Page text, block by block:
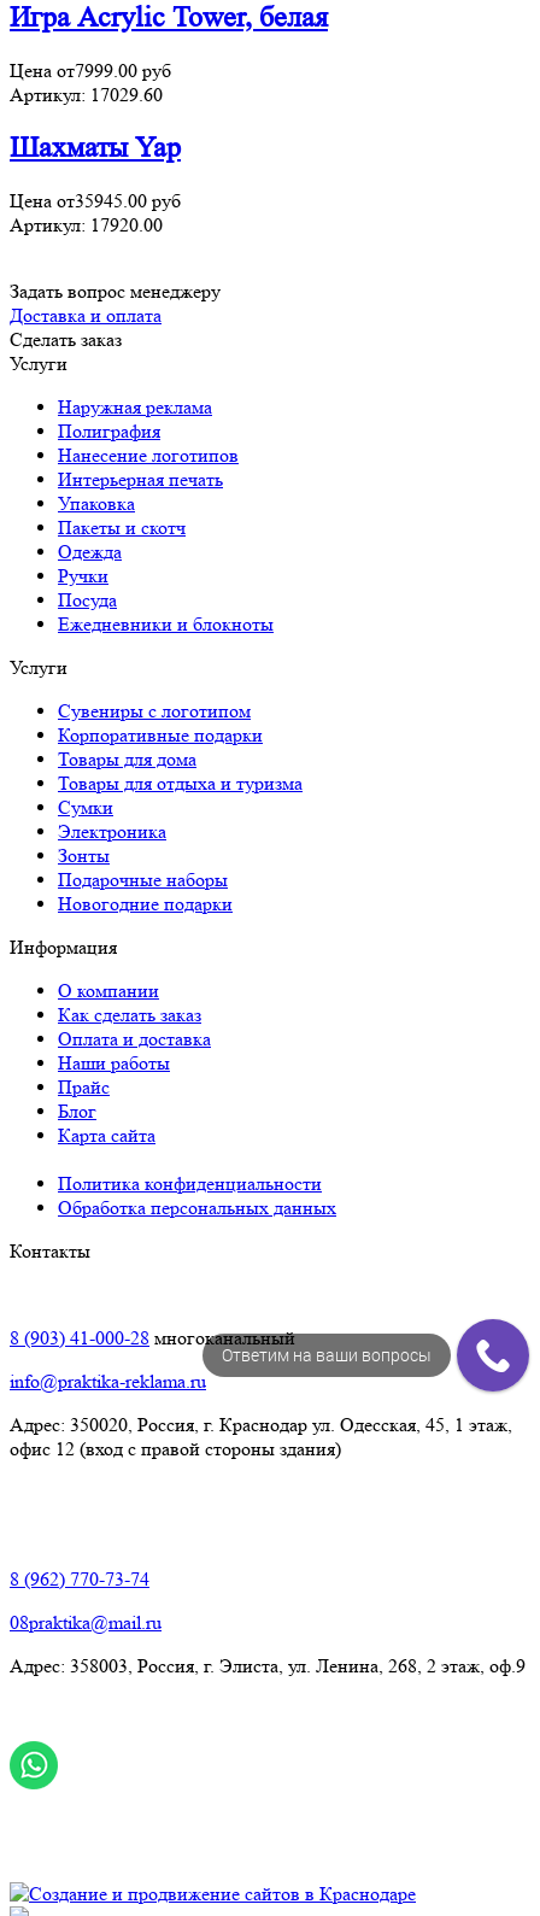
Игра Acrylic Tower, белая
Цена от7999.00 руб
Артикул: 17029.60
Шахматы Yap
Цена от35945.00 руб
Артикул: 17920.00
Задать вопрос менеджеру
Доставка и оплата
Сделать заказ
Услуги
Наружная реклама
Полиграфия
Нанесение логотипов
Интерьерная печать
Упаковка
Пакеты и скотч
Одежда
Ручки
Посуда
Ежедневники и блокноты
Услуги
Сувениры с логотипом
Корпоративные подарки
Товары для дома
Товары для отдыха и туризма
Сумки
Электроника
Зонты
Подарочные наборы
Новогодние подарки
Информация
О компании
Как сделать заказ
Оплата и доставка
Наши работы
Прайс
Блог
Карта сайта
Политика конфиденциальности
Обработка персональных данных
Контакты
8 (903) 41-000-28 многоканальный
info@praktika-reklama.ru
Адрес: 350020, Россия, г. Краснодар ул. Одесская, 45, 1 этаж,
офис 12 (вход с правой стороны здания)
8 (962) 770-73-74
08praktika@mail.ru
Адрес:​ 358003, Россия, г. Элиста, ул. Ленина, 268, 2 этаж, оф.9
Ответим на ваши вопросы